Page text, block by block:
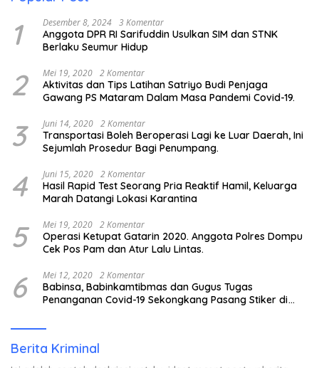
1 Desember 8, 2024 3 Komentar
Anggota DPR RI Sarifuddin Usulkan SIM dan STNK
Berlaku Seumur Hidup
2 Mei 19, 2020 2 Komentar
Aktivitas dan Tips Latihan Satriyo Budi Penjaga
Gawang PS Mataram Dalam Masa Pandemi Covid-19.
3 Juni 14, 2020 2 Komentar
Transportasi Boleh Beroperasi Lagi ke Luar Daerah, Ini
Sejumlah Prosedur Bagi Penumpang.
4 Juni 15, 2020 2 Komentar
Hasil Rapid Test Seorang Pria Reaktif Hamil, Keluarga
Marah Datangi Lokasi Karantina
5 Mei 19, 2020 2 Komentar
Operasi Ketupat Gatarin 2020. Anggota Polres Dompu
Cek Pos Pam dan Atur Lalu Lintas.
6 Mei 12, 2020 2 Komentar
Babinsa, Babinkamtibmas dan Gugus Tugas
Penanganan Covid-19 Sekongkang Pasang Stiker di
Berita Kriminal